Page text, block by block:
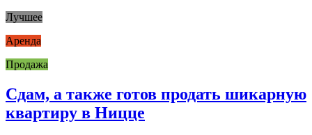
Лучшее
Аренда
Продажа
Сдам, а также готов продать шикарную
квартиру в Ницце